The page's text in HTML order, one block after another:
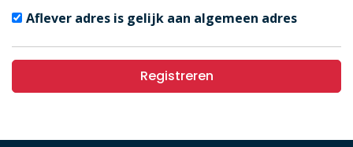
Aflever adres is gelijk aan algemeen adres
Registreren